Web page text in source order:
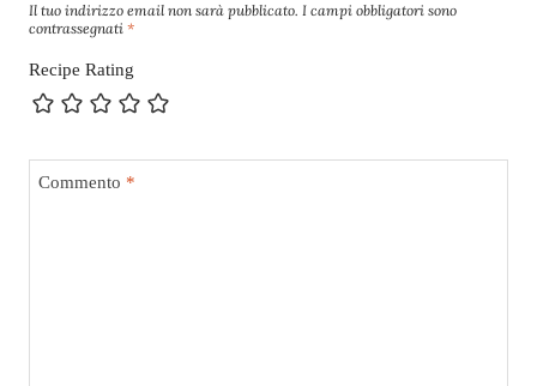
Il tuo indirizzo email non sarà pubblicato. I campi obbligatori sono
contrassegnati *
Recipe Rating
Commento *